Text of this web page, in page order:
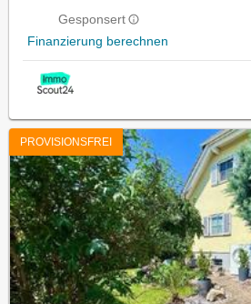
Gesponsert
Finanzierung berechnen
PROVISIONSFREI